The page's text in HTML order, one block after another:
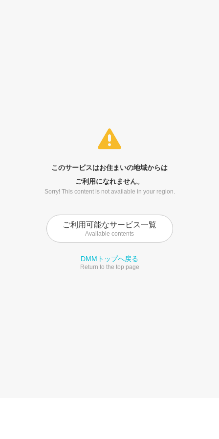
このサービスはお住まいの地域からは
ご利用になれません。
Sorry! This content is not available in your region.
ご利用可能なサービス一覧
Available contents
DMMトップへ戻る
Return to the top page